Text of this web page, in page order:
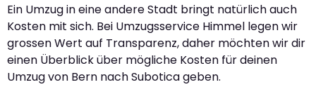
Ein Umzug in eine andere Stadt bringt natürlich auch
Kosten mit sich. Bei Umzugsservice Himmel legen wir
grossen Wert auf Transparenz, daher möchten wir dir
einen Überblick über mögliche Kosten für deinen
Umzug von Bern nach Subotica geben.